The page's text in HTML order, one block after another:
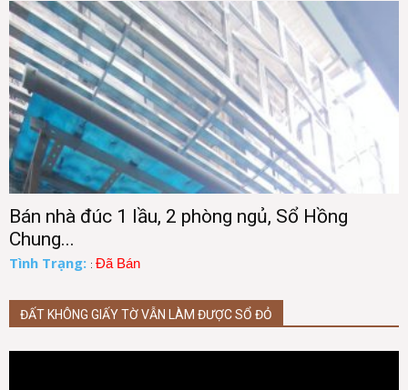
Bán nhà đúc 1 lầu, 2 phòng ngủ, Sổ Hồng
Chung...
Tình Trạng: : Đã Bán
ĐẤT KHÔNG GIẤY TỜ VẪN LÀM ĐƯỢC SỔ ĐỎ